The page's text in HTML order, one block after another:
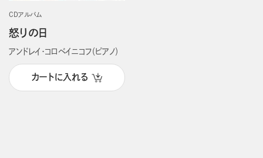
CDアルバム
怒りの日
アンドレイ・コロベイニコフ（ピアノ）
カートに入れる